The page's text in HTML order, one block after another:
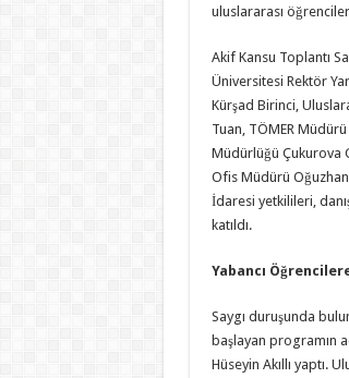
uluslararası
Akif Kansu Toplantı
Üniversitesi Rektör
Kürşad Birinci,
Tuan, TÖMER
Müdürlüğü Çukurova
Ofis Müdürü
İdaresi yetkilileri,
katıldı.
Yabancı
Saygı duruşunda
başlayan programın
Hüseyin Akıllı yaptı.